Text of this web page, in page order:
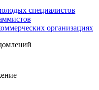
специалистов
организациях